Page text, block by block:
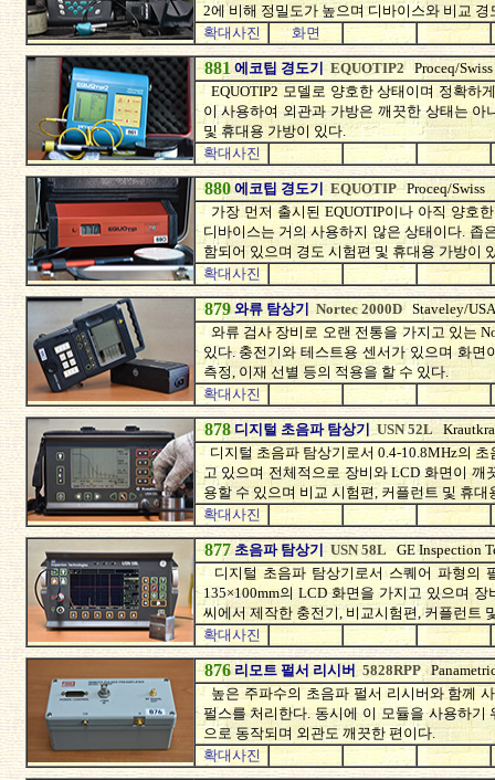
2에 비해 정밀도가 높으며 디바이스와 비교
확대사진
화면
881 에코팁 경도기 EQUOTIP2 Proceq/Swiss
EQUOTIP2 모델로 양호한 상태이며 정확하
이 사용하여 외관과 가방은 깨끗한 상태는
및 휴대용 가방이 있다.
확대사진
880 에코팁 경도기 EQUOTIP Proceq/Swiss
가장 먼저 출시된 EQUOTIP이나 아직 양호
디바이스는 거의 사용하지 않은 상태이다. 좁
함되어 있으며 경도 시험편 및 휴대용 가방이
확대사진
879 와류 탐상기 Nortec 2000D Staveley/USA
와류 검사 장비로 오랜 전통을 가지고 있는
있다. 충전기와 테스트용 센서가 있으며 화
측정, 이재 선별 등의 적용을 할 수 있다.
확대사진
878 디지털 초음파 탐상기USN 52L
디지털 초음파 탐상기로서 0.4-10.8MHz의 초
고 있으며 전체적으로 장비와 LCD 화면이 깨
용할 수 있으며 비교 시험편, 커플런트 및 휴
확대사진
877 초음파 탐상기 USN 58L
GE Inspection
디지털 초음파 탐상기로서 스퀘어 파형의
135×100mm의 LCD 화면을 가지고 있으며
씨에서 제작한 충전기, 비교시험편, 커플런트
확대사진
876 리모트 펄서 리시버 5828RPP
높은 주파수의 초음파 펄서 리시버와 함께
펄스를 처리한다. 동시에 이 모듈을 사용하
으로 동작되며 외관도 깨끗한 편이다.
확대사진